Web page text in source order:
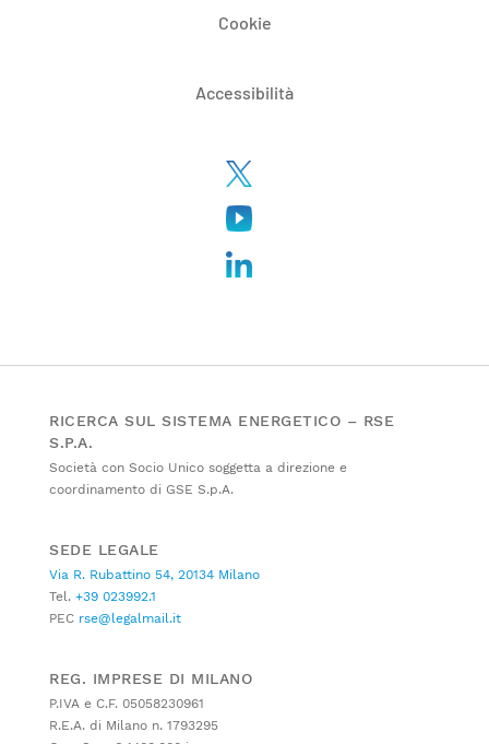
Cookie
Accessibilità
RICERCA SUL SISTEMA ENERGETICO – RSE
S.P.A.
Società con Socio Unico soggetta a direzione e
coordinamento di GSE S.p.A.
SEDE LEGALE
Via R. Rubattino 54, 20134 Milano
Tel. +39 023992.1
PEC rse@legalmail.it
REG. IMPRESE DI MILANO
P.IVA e C.F. 05058230961
R.E.A. di Milano n. 1793295